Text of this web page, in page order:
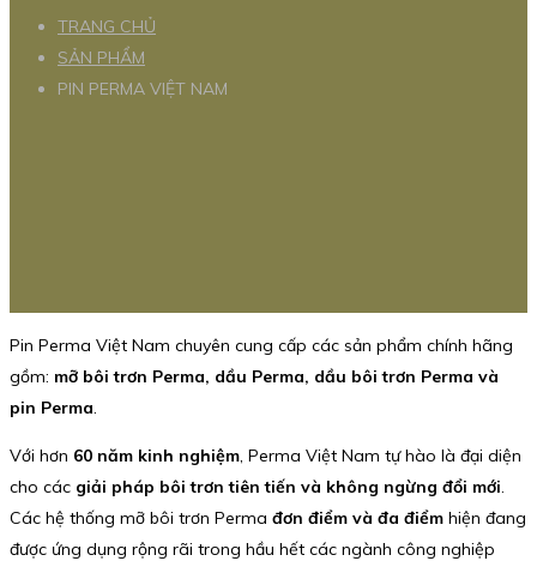
TRANG CHỦ
SẢN PHẨM
PIN PERMA VIỆT NAM
Pin Perma Việt Nam chuyên cung cấp các sản phẩm chính hãng
gồm: mỡ bôi trơn Perma, dầu Perma, dầu bôi trơn Perma và
pin Perma.
Với hơn 60 năm kinh nghiệm, Perma Việt Nam tự hào là đại diện
cho các giải pháp bôi trơn tiên tiến và không ngừng đổi mới.
Các hệ thống mỡ bôi trơn Perma đơn điểm và đa điểm hiện đang
được ứng dụng rộng rãi trong hầu hết các ngành công nghiệp